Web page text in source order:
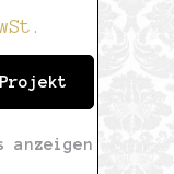
anzeigen